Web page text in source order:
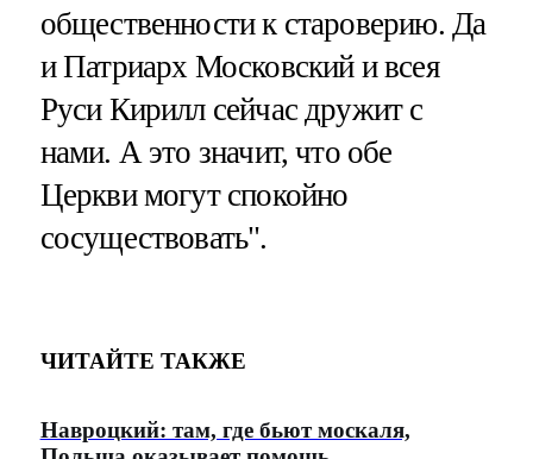
общественности к староверию. Да
и Патриарх Московский и всея
Руси Кирилл сейчас дружит с
нами. А это значит, что обе
Церкви могут спокойно
сосуществовать".
ЧИТАЙТЕ ТАКЖЕ
Навроцкий: там, где бьют москаля,